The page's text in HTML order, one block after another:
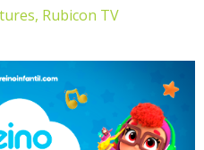
Rubicon TV